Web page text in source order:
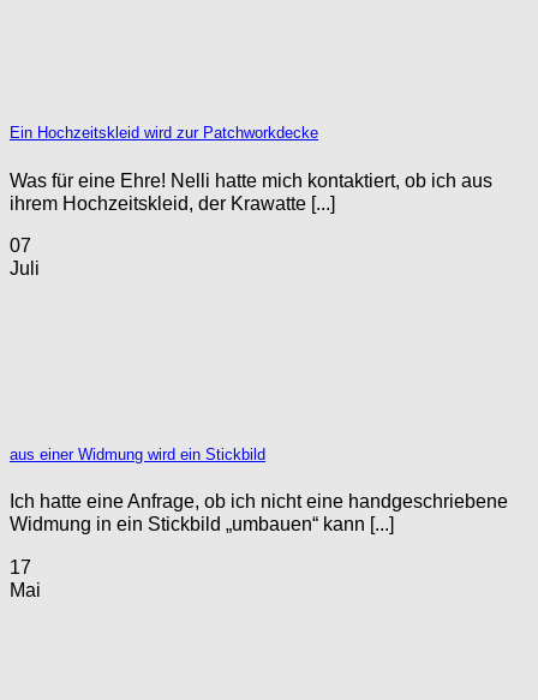
Ein Hochzeitskleid wird zur Patchworkdecke
Was für eine Ehre! Nelli hatte mich kontaktiert, ob ich aus
ihrem Hochzeitskleid, der Krawatte [...]
07
Juli
aus einer Widmung wird ein Stickbild
Ich hatte eine Anfrage, ob ich nicht eine handgeschriebene
Widmung in ein Stickbild „umbauen“ kann [...]
17
Mai